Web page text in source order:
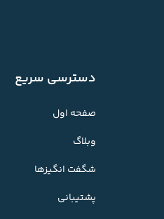
دسترسی سریع
صفحه اول
وبلاگ
شگفت انگیزها
پشتیبانی